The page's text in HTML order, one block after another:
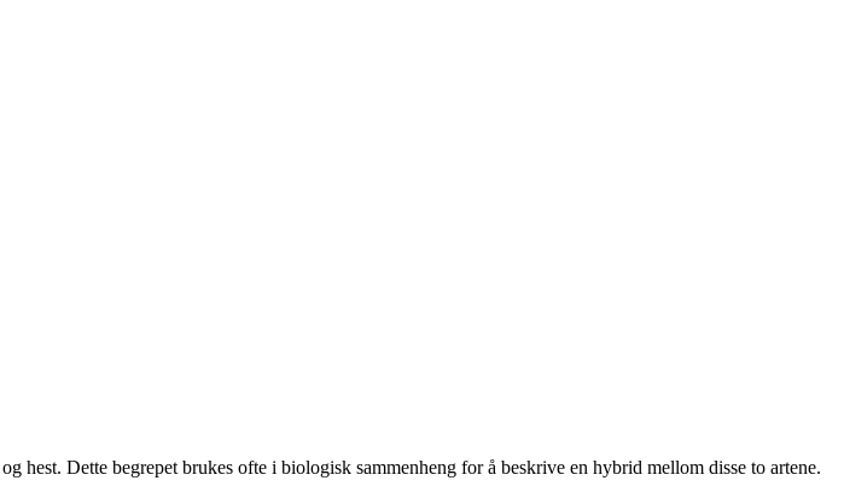
hest. Dette begrepet brukes ofte i biologisk sammenheng for å beskrive en hybrid mellom disse to artene.